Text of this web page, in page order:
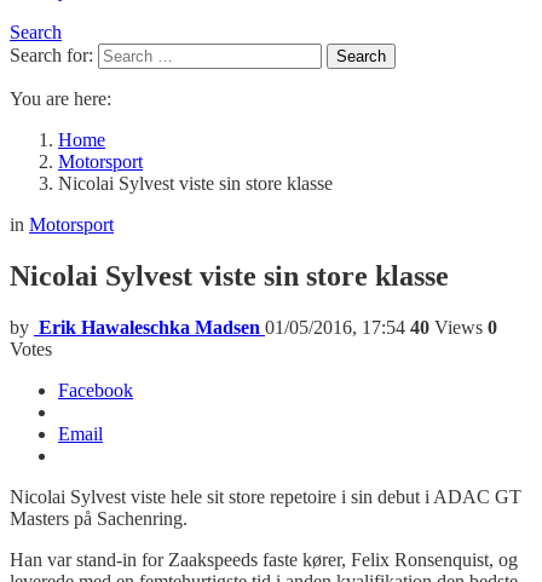
Search
Search for:
Search
You are here:
Home
Motorsport
Nicolai Sylvest viste sin store klasse
in Motorsport
Nicolai Sylvest viste sin store klasse
by Erik Hawaleschka Madsen 01/05/2016, 17:54 40 Views 0
Votes
Facebook
Email
Nicolai Sylvest viste hele sit store repetoire i sin debut i ADAC GT
Masters på Sachenring.
Han var stand-in for Zaakspeeds faste kører, Felix Ronsenquist, og